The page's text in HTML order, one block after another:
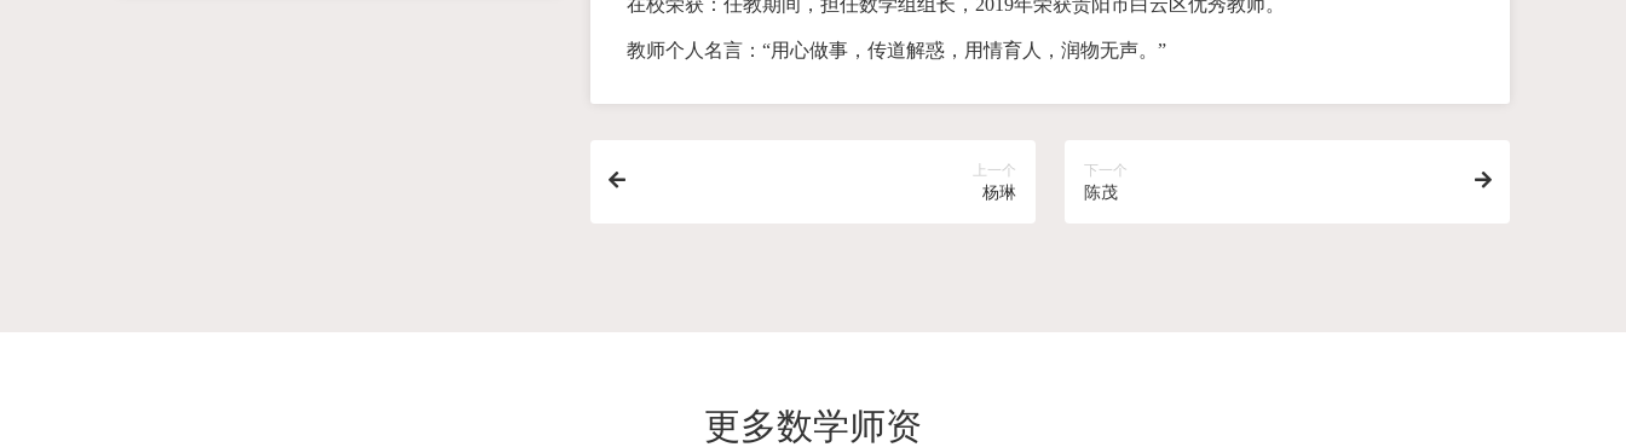
教师个人名言：“用心做事，传道解惑，用情育人，润物无声。”
上一个
杨琳
下一个
陈茂
更多数学师资